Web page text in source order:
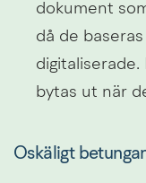
dokument
då de
bytas ut när
Oskäligt